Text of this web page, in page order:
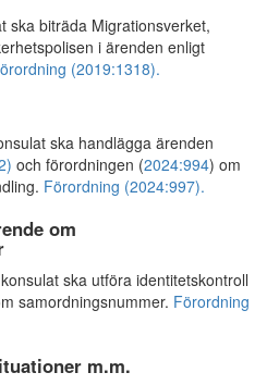
ska biträda Migrationsverket,
i ärenden enligt
(2019:1318).
ska handlägga ärenden
och förordningen (2024:994) om
Förordning (2024:997).
om
ska utföra identitetskontroll
samordningsnummer. Förordning
m.m.